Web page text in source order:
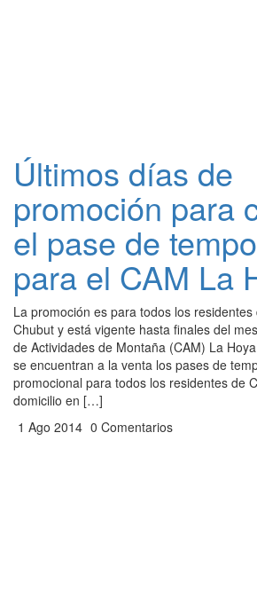
Últimos días de
promoción para
el pase de
para el CAM La
La promoción es para todos los
Chubut y está vigente hasta finales del
de Actividades de Montaña (CAM) La
se encuentran a la venta los pases de
promocional para todos los residentes de
domicilio en […]
1 Ago 2014 0 Comentarios